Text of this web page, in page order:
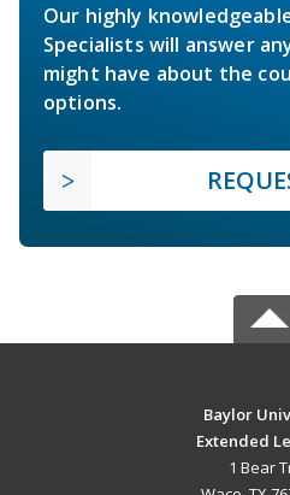
Our highly
Specialists will answer
might have about the
options.
Baylor
Extended
1 Bear